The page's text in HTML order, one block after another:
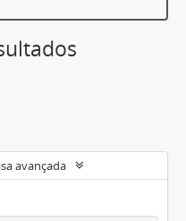
avançada